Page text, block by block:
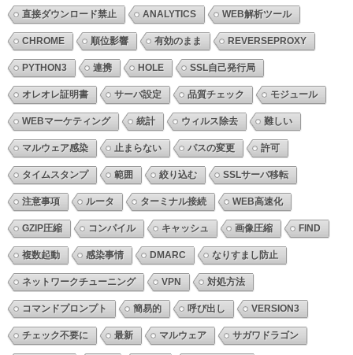
直接ダウンロード禁止 ANALYTICS WEB解析ツール
CHROME 順位影響 有効のまま REVERSEPROXY
PYTHON3 連携 HOLE SSL自己発行局
オレオレ証明書 サーバ設定 品質チェック モジュール
WEBマーケティング 統計 ウィルス除去 難しい
マルウェア感染 止まらない パスの変更 許可
タイムスタンプ 範囲 絞り込む SSLサーバ移転
注意事項 ルータ ターミナル接続 WEB高速化
GZIP圧縮 コンパイル キャッシュ 画像圧縮 FIND
複数起動 感染事情 DMARC なりすまし防止
ネットワークチューニング VPN 対処方法
コマンドプロンプト 簡易的 呼び出し VERSION3
チェック不要に 最新 マルウェア サガワドラゴン